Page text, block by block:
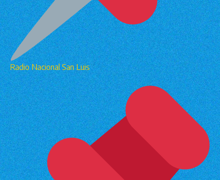
Radio Nacional San Luis